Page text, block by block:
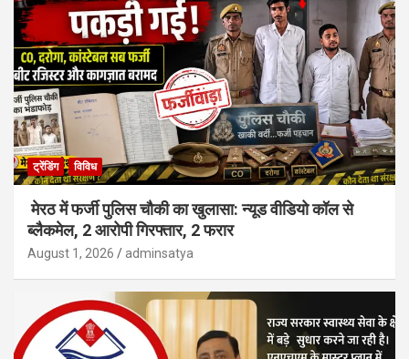
ट्रेंडिंग विविध
मेरठ में फर्जी पुलिस चौकी का खुलासा: न्यूड वीडियो कॉल से
ब्लैकमेल, 2 आरोपी गिरफ्तार, 2 फरार
August 1, 2026 adminsatya